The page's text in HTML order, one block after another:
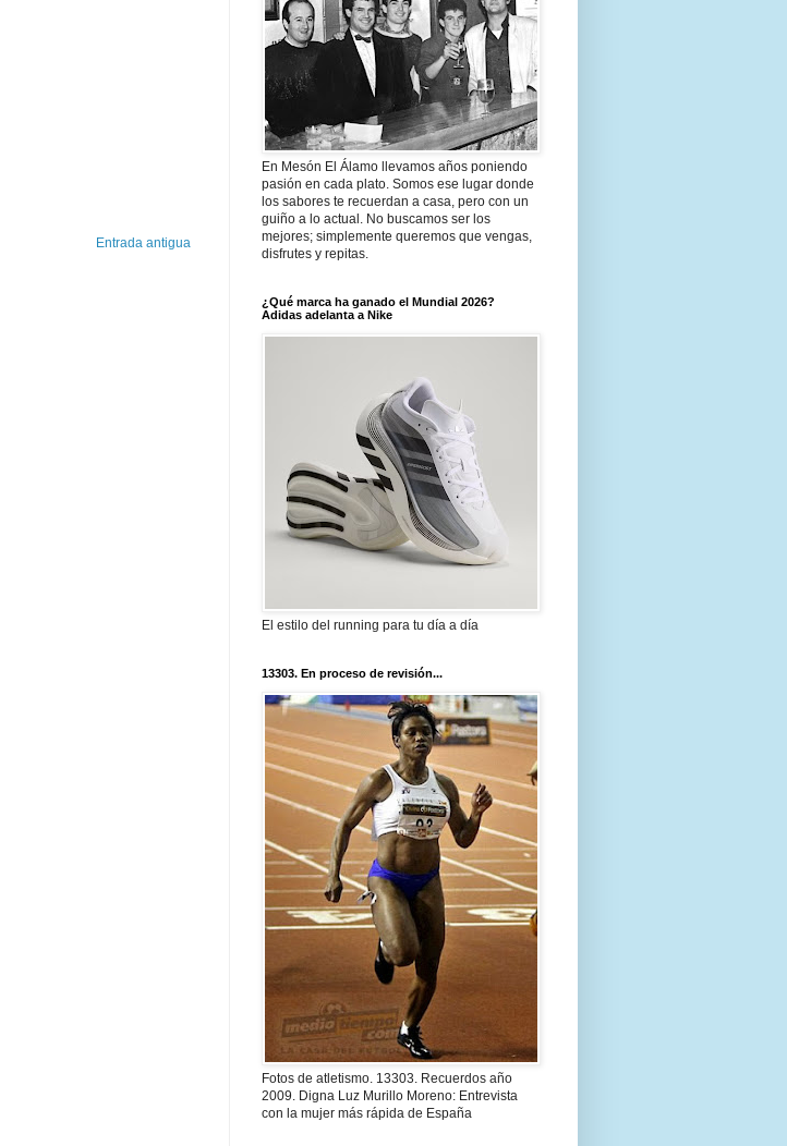
Entrada antigua
En Mesón El Álamo llevamos años poniendo
pasión en cada plato. Somos ese lugar donde
los sabores te recuerdan a casa, pero con un
guiño a lo actual. No buscamos ser los
mejores; simplemente queremos que vengas,
disfrutes y repitas.
¿Qué marca ha ganado el Mundial 2026?
Adidas adelanta a Nike
El estilo del running para tu día a día
13303. En proceso de revisión...
Fotos de atletismo. 13303. Recuerdos año
2009. Digna Luz Murillo Moreno: Entrevista
con la mujer más rápida de España